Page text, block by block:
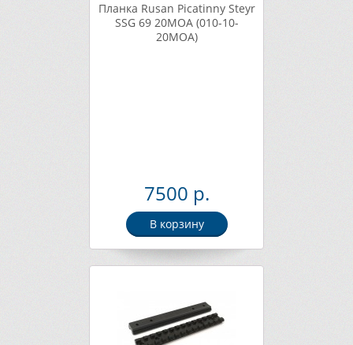
Планка Rusan Picatinny Steyr
SSG 69 20MOA (010-10-
20MOA)
7500 р.
В корзину